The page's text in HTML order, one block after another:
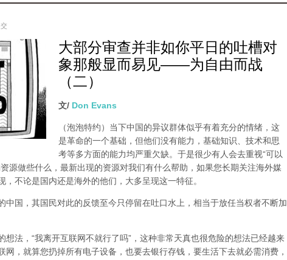
大部分审查并非如你平日的吐槽对
象那般显而易见——为自由而战
（二）
文/ Don Evans
（泡泡特约） 当下中国的异议群体似乎有着充分的情绪，这
是革命的一个基础，但他们没有能力，基础知识、技术和思
考等多方面的能力均严重欠缺。于是很少有人会去重视“可以
源做些什么，最新出现的资源对我们有什么帮助，如果您长期关注海外媒
不论是国内还是海外的他们，大多呈现这一特征。
中国，其国民对此的反馈至今只停留在吐口水上，相当于放任当权者不断加
想法，“我离开互联网不就行了吗”，这种非常天真也很危险的想法已经越来
网，就算您扔掉所有电子设备，也要去银行存钱，要生活下去就必需消费，